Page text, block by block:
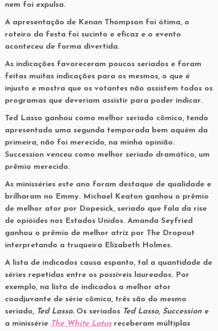
nem foi expulsa.
A apresentação de Kenan Thompson foi ótima, o
roteiro da festa foi sucinto e eficaz e o evento
aconteceu de forma divertida.
As indicações favoreceram poucos seriados e foram
feitas muitas indicações para os mesmos, o que é
injusto e mostra que os votantes não assistem todos os
programas que deveriam assistir para poder indicar.
Ted Lasso ganhou como melhor seriado cômico, tendo
apresentado uma segunda temporada bem aquém da
primeira, não foi merecido, na minha opinião.
Succession venceu como melhor seriado dramático, um
prêmio merecido.
As minisséries este ano foram destaque de qualidade e
brilharam no Emmy. Michael Keaton ganhou o prêmio
de melhor ator por Dopesick, seriado que fala da rise
de opióides nos Estados Unidos. Amanda Seyfried
ganhou o prêmio de melhor atriz por The Dropout
interpretando a truqueira Elizabeth Holmes.
A lista de indicados causa espanto, tal a quantidade de
séries repetidas entre os possíveis laureados. Por
exemplo, na lista de indicados a melhor ator
coadjuvante de série cômica, três são do mesmo
seriado, Ted Lasso. Os seriados Ted Lasso, Succession e
a minissérie The White Lotusreceberam múltiplas